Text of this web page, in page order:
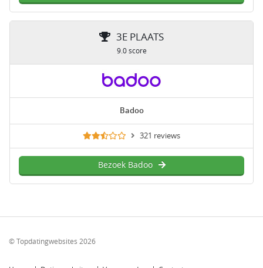
3E PLAATS
9.0 score
Badoo
321 reviews
Bezoek Badoo
© Topdatingwebsites 2026